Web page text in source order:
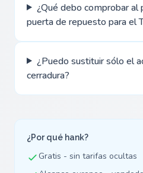
¿Qué debo comprobar al
puerta de repuesto para el
¿Puedo sustituir sólo el
cerradura?
¿Por qué hank?
Gratis - sin tarifas ocultas